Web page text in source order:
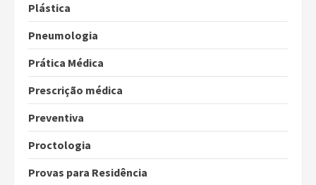
Plástica
Pneumologia
Prática Médica
Prescrição médica
Preventiva
Proctologia
Provas para Residência